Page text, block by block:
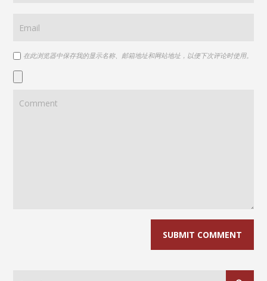
在此浏览器中保存我的显示名称、邮箱地址和网站地址，以便下次评论时使用。